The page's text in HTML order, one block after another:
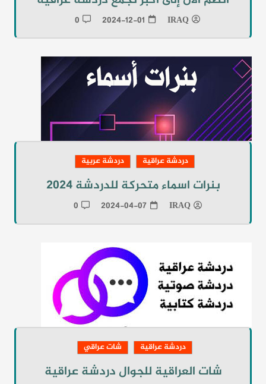
IRAQ
2024-12-01
0
دردشة عراقية دردشة عربية
بنرات اسماء متحركة للدردشة 2024
IRAQ
2024-04-07
0
دردشة عراقية شات عراقي
شات العراقية للجوال دردشة عراقية